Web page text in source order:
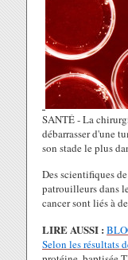
SANTÉ - La
débarrasser d'une
son stade le plus
Des scientifiques
patrouilleurs dans
cancer sont liés à
LIRE AUSSI :
Selon les résultats